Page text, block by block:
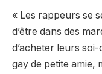
« Les rappeurs se
d’être dans des
d’acheter leurs
gay de petite amie,